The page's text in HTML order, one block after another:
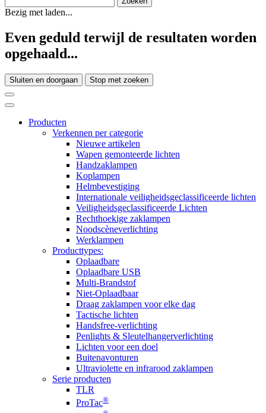
Bezig met laden...
Even geduld terwijl de resultaten worden
opgehaald...
Sluiten en doorgaan Stop met zoeken
Producten
Verkennen per categorie
Nieuwe artikelen
Wapen gemonteerde lichten
Handzaklampen
Koplampen
Helmbevestiging
Internationale veiligheidsgeclassificeerde lichten
Veiligheidsgeclassificeerde Lichten
Rechthoekige zaklampen
Noodscèneverlichting
Werklampen
Producttypes:
Oplaadbare
Oplaadbare USB
Multi-Brandstof
Niet-Oplaadbaar
Draag zaklampen voor elke dag
Tactische lichten
Handsfree-verlichting
Penlights & Sleutelhangerverlichting
Lichten voor een doel
Buitenavonturen
Ultraviolette en infrarood zaklampen
Serie producten
TLR
ProTac®